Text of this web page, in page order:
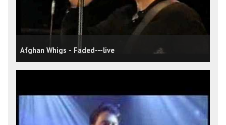
Afghan Whigs - Faded---live